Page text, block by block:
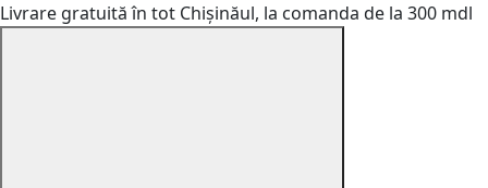
Livrare gratuită în tot Chișinăul, la comanda de la 300 mdl